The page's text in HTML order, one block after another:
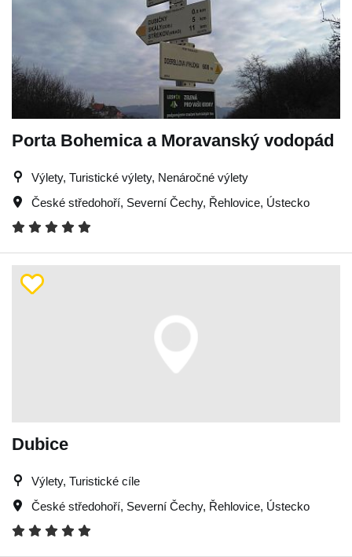
Porta Bohemica a Moravanský vodopád
Výlety, Turistické výlety, Nenáročné výlety
České středohoří, Severní Čechy, Řehlovice, Ústecko
Dubice
Výlety, Turistické cíle
České středohoří, Severní Čechy, Řehlovice, Ústecko